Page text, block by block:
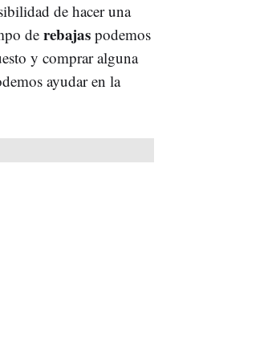
de hacer una
de rebajas podemos
y comprar alguna
ayudar en la